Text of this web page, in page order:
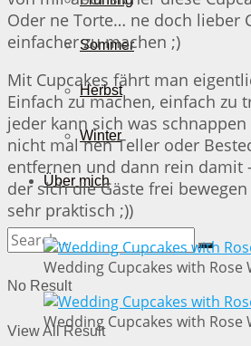
Sommer
Herbst
Winter
Über mich
No Result
View All Result
Oder ne Torte… ne doch lieber
einfacher zu machen ;)
Mit Cupcakes fährt man
Einfach zu machen, einfach zu
jeder kann sich was
nicht mal nen Teller oder
entfernen und dann rein damit
der sich die Gäste frei
sehr praktisch ;))
Wedding Cupcakes with
Wedding Cupcakes with